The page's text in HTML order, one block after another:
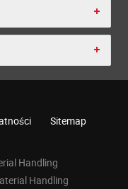
Sitemap
Handling
Handling